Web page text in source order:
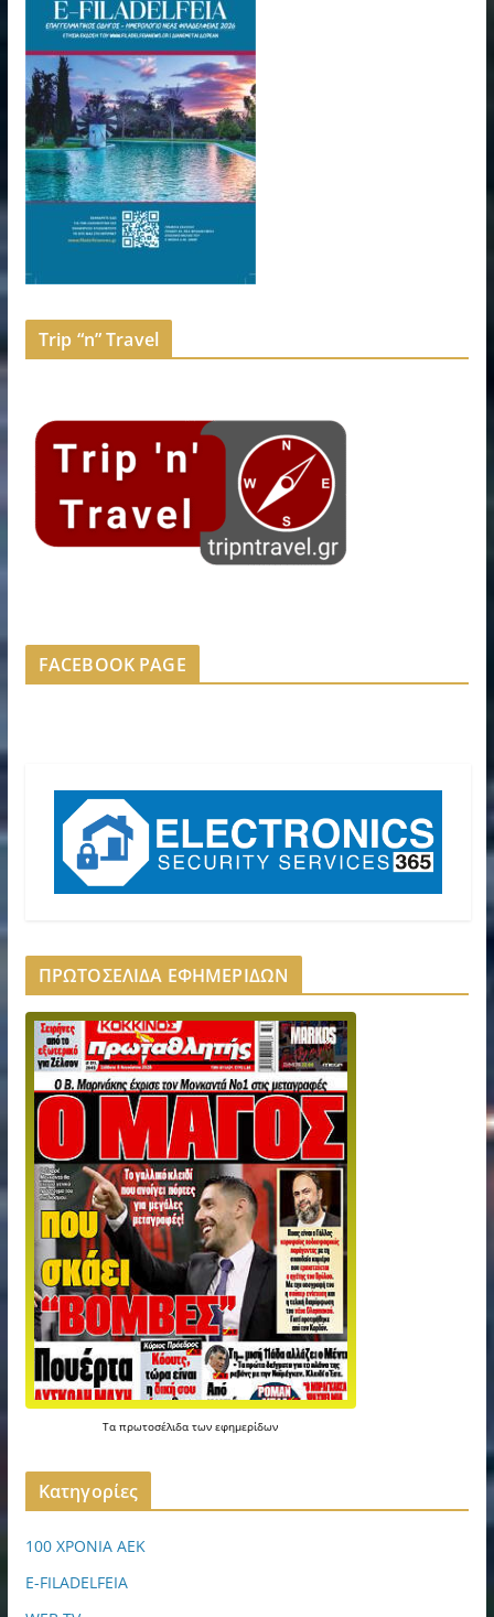
Trip “n” Travel
FACEBOOK PAGE
ΠΡΩΤΟΣΕΛΙΔΑ ΕΦΗΜΕΡΙΔΩΝ
Ταπρωτοσέλιδατωνεφημερίδων
Kατηγορίες
100 ΧΡΟΝΙΑ ΑΕΚ
E-FILADELFEIA